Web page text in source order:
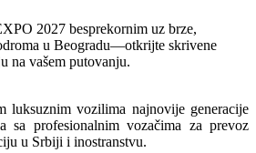
2027 besprekornim uz brze,
u Beogradu—otkrijte skrivene
na vašem putovanju.
luksuznim vozilima najnovije generacije
sa profesionalnim vozačima za prevoz
u Srbiji i inostranstvu.